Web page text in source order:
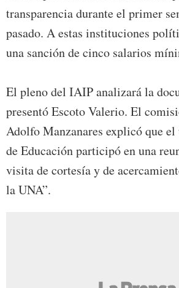
transparencia durante el primer
pasado. A estas instituciones
una sanción de cinco salarios
El pleno del IAIP analizará la
presentó Escoto Valerio. El
Adolfo Manzanares explicó que
de Educación participó en una
visita de cortesía y de
la UNA”.